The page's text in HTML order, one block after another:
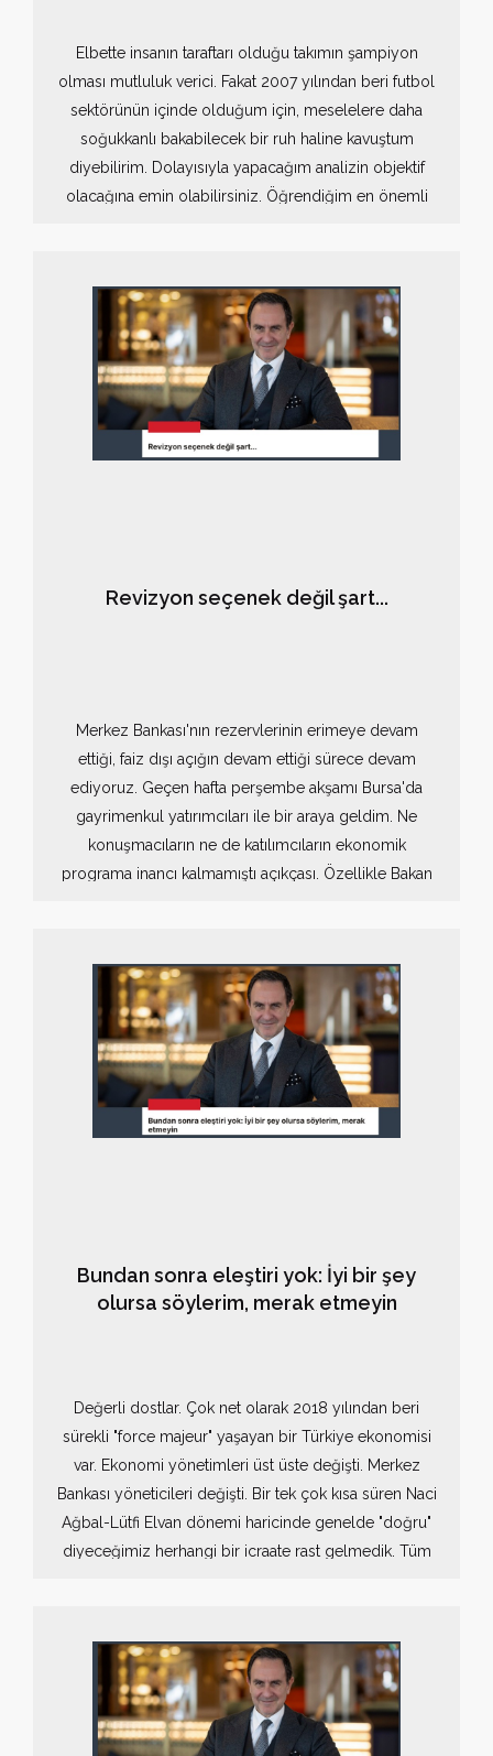
Elbette insanın taraftarı olduğu takımın şampiyon
olması mutluluk verici. Fakat 2007 yılından beri futbol
sektörünün içinde olduğum için, meselelere daha
soğukkanlı bakabilecek bir ruh haline kavuştum
diyebilirim. Dolayısıyla yapacağım analizin objektif
olacağına emin olabilirsiniz. Öğrendiğim en önemli
başarmaya çalışırken, en önemli işin ne olduğunu her
zaman bilmek lazım: “Kazanmak”. Futbol bir netice
oyunudur. En fazla puanı alan şampiyon olmaktadır ve
her sezon sadece bir kulüp şampiyon olabilmektedir.
Revizyon seçenek değil şart...
Merkez Bankası'nın rezervlerinin erimeye devam
ettiği, faiz dışı açığın devam ettiği sürece devam
ediyoruz. Geçen hafta perşembe akşamı Bursa'da
gayrimenkul yatırımcıları ile bir araya geldim. Ne
konuşmacıların ne de katılımcıların ekonomik
programa inancı kalmamıştı açıkçası. Özellikle Bakan
bir cümle olmuş açıkçası.
Bundan sonra eleştiri yok: İyi bir şey
olursa söylerim, merak etmeyin
Değerli dostlar. Çok net olarak 2018 yılından beri
sürekli "force majeur" yaşayan bir Türkiye ekonomisi
var. Ekonomi yönetimleri üst üste değişti. Merkez
Bankası yöneticileri değişti. Bir tek çok kısa süren Naci
Ağbal-Lütfi Elvan dönemi haricinde genelde "doğru"
diyeceğimiz herhangi bir icraate rast gelmedik. Tüm